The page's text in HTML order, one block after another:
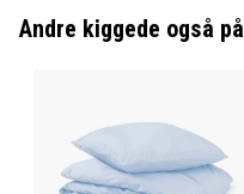
Andre kiggede også på